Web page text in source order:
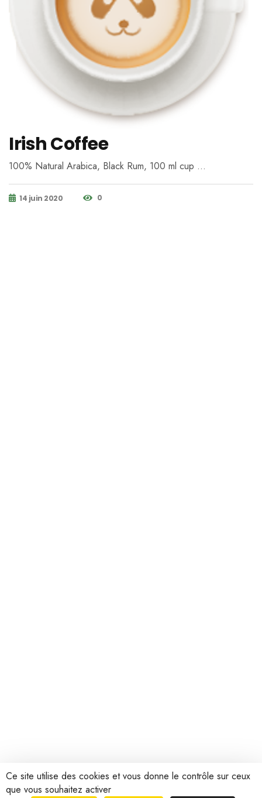
Irish Coffee
100% Natural Arabica, Black Rum, 100 ml cup …
14 juin 2020 0
Ce site utilise des cookies et vous donne le contrôle sur ceux
que vous souhaitez activer